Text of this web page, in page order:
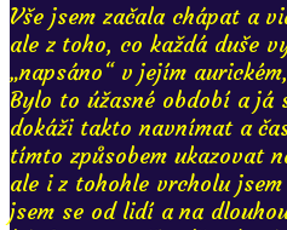
Vše jsem začala chápat a
ale z toho, co každá duše
„napsáno“ v jejím
Bylo to úžasné období a já
dokáži takto navnímat a
tímto způsobem ukazovat
ale i z tohohle vrcholu
jsem se od lidí a na